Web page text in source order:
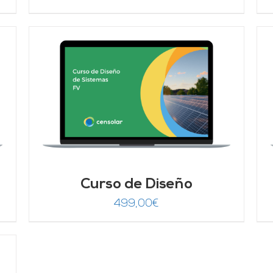
Curso de Diseño
499,00€
AÑADIR AL CARRITO / DETALLES